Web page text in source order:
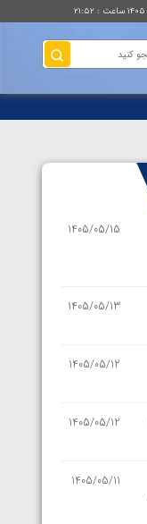
1405/05/15
1405/05/13
1405/05/12
1405/05/12
1405/05/11